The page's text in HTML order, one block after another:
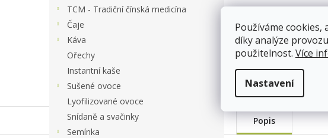
Používáme
díky analýze
použitelnost. Více
Nastavení
TCM - Tradiční čínská medicína
Čaje
Káva
Ořechy
Instantní kaše
Sušené ovoce
Lyofilizované ovoce
Snídaně a svačinky
Semínka
Popis